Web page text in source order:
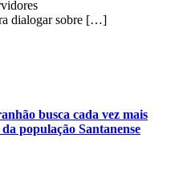
dialogar sobre […]
busca cada vez mais
população Santanense